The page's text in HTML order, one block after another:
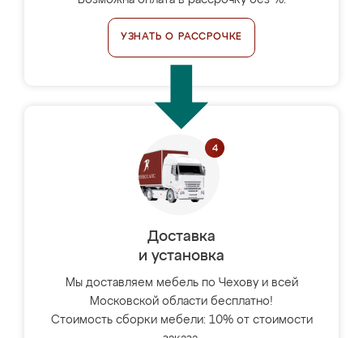
УЗНАТЬ О РАССРОЧКЕ
Доставка
и установка
Мы доставляем мебель по Чехову и всей
Московской области бесплатно!
Стоимость сборки мебели: 10% от стоимости